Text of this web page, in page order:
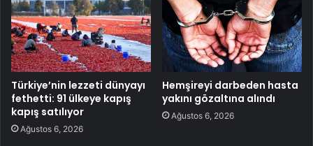
Türkiye’nin lezzeti dünyayı
fethetti: 91 ülkeye kapış
kapış satılıyor
Ağustos 6, 2026
Hemşireyi darbeden hasta
yakını gözaltına alındı
Ağustos 6, 2026